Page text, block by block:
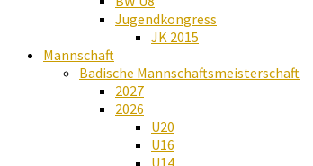
Jugendkongress
JK 2015
Mannschaft
Badische Mannschaftsmeisterschaft
2027
2026
U20
U16
U14